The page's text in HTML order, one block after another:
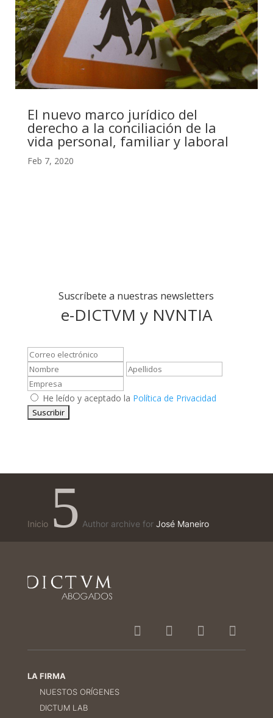
El nuevo marco jurídico del
derecho a la conciliación de la
vida personal, familiar y laboral
Feb 7, 2020
Suscríbete a nuestras newsletters
e-DICTVM y NVNTIA
He leído y aceptado la Política de Privacidad
Inicio 5 Author archive for José Maneiro
LA FIRMA
NUESTOS ORÍGENES
DICTUM LAB